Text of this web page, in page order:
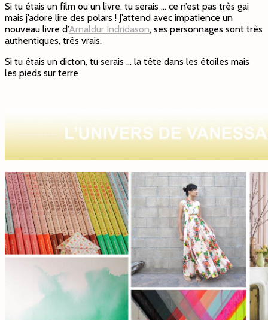
Si tu étais un film ou un livre, tu serais … ce n’est pas très gai
mais j’adore lire des polars ! J’attend avec impatience un
nouveau livre d’Arnaldur Indridason, ses personnages sont très
authentiques, très vrais.
Si tu étais un dicton, tu serais … la tête dans les étoiles mais
les pieds sur terre